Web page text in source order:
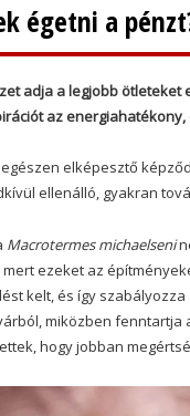
égetni a
adja a legjobb
az
elképesztő
ellenálló, gyakran
Macrotermes michaelseni
ezeket az
kelt, és így
miközben fenntartja
hogy jobban